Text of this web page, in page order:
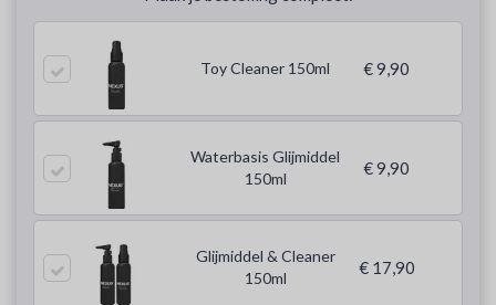
Toy Cleaner 150ml € 9,90
Waterbasis Glijmiddel
150ml
€ 9,90
Glijmiddel & Cleaner
150ml
€ 17,90